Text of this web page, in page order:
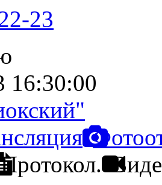
23
16:30:00
Протокол.